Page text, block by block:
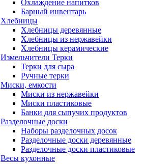
Охлаждение напитков
Барный инвентарь
Хлебницы
Хлебницы деревянные
Хлебницы из нержавейки
Хлебницы керамические
Измельчители Терки
Терки для сыра
Ручные терки
Миски, емкости
Миски из нержавейки
Миски пластиковые
Банки для сыпучих продуктов
Разделочные доски
Наборы разделочных досок
Разделочные доски деревянные
Разделочные доски пластиковые
Весы кухонные